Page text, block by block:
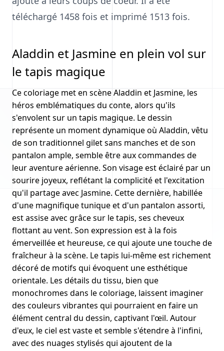
téléchargé 1458 fois et imprimé 1513 fois.
Aladdin et Jasmine en plein vol sur
le tapis magique
Ce coloriage met en scène Aladdin et Jasmine, les
héros emblématiques du conte, alors qu'ils
s'envolent sur un tapis magique. Le dessin
représente un moment dynamique où Aladdin, vêtu
de son traditionnel gilet sans manches et de son
pantalon ample, semble être aux commandes de
leur aventure aérienne. Son visage est éclairé par un
sourire joyeux, reflétant la complicité et l'excitation
qu'il partage avec Jasmine. Cette dernière, habillée
d'une magnifique tunique et d'un pantalon assorti,
est assise avec grâce sur le tapis, ses cheveux
flottant au vent. Son expression est à la fois
émerveillée et heureuse, ce qui ajoute une touche de
fraîcheur à la scène. Le tapis lui-même est richement
décoré de motifs qui évoquent une esthétique
orientale. Les détails du tissu, bien que
monochromes dans le coloriage, laissent imaginer
des couleurs vibrantes qui pourraient en faire un
élément central du dessin, captivant l'œil. Autour
d'eux, le ciel est vaste et semble s'étendre à l'infini,
avec des nuages stylisés qui ajoutent de la